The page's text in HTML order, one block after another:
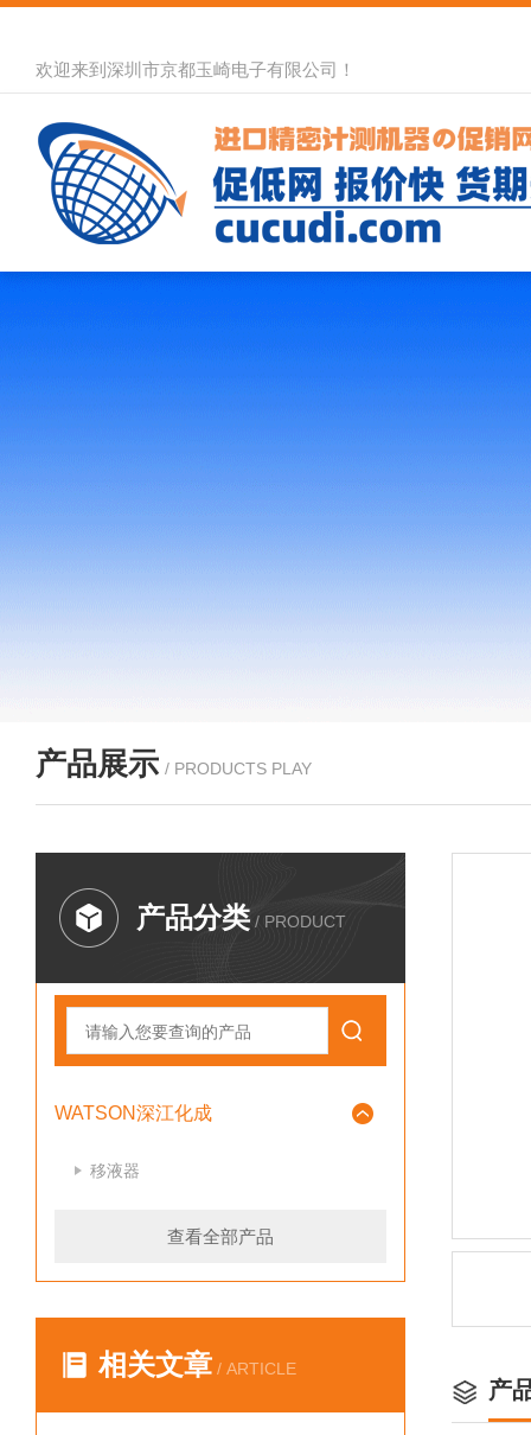
欢迎来到深圳市京都玉崎电子有限公司！
产品展示 / PRODUCTS PLAY
产品分类 / PRODUCT
WATSON深江化成
移液器
查看全部产品
相关文章 / ARTICLE
产